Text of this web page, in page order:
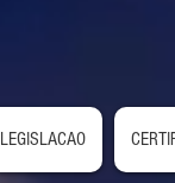
LEGISLACAO